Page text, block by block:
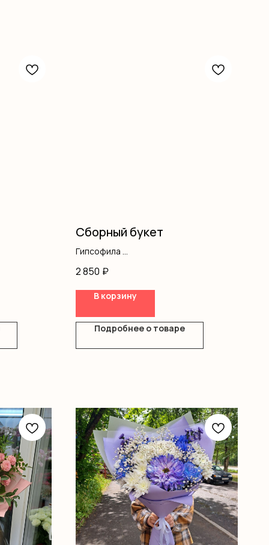
Сборный букет
Гипсофила
Оформление
2 850 ₽
В корзину
Подробнее о товаре